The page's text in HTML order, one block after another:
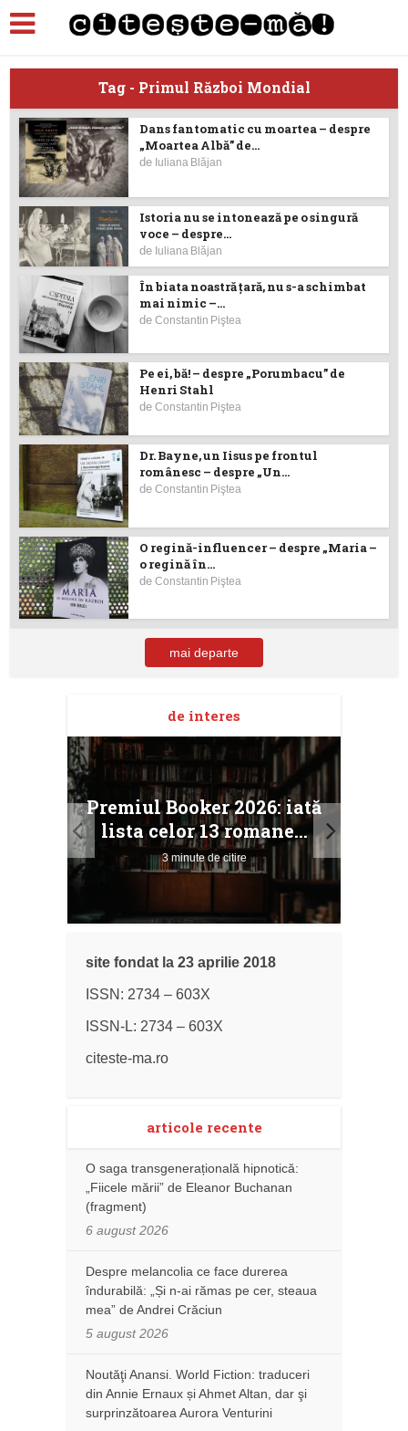
Tag - Primul Război Mondial
Dans fantomatic cu moartea – despre
„Moartea Albă” de...
de Iuliana Blăjan
Istoria nu se intonează pe o singură
voce – despre...
de Iuliana Blăjan
În biata noastră ţară, nu s-a schimbat
mai nimic –...
deConstantin Piştea
Pe ei, bă! – despre „Porumbacu” de
Henri Stahl
deConstantin Piştea
Dr. Bayne, un Iisus pe frontul
românesc – despre „Un...
deConstantin Piştea
O regină-influencer – despre „Maria –
o regină în...
deConstantin Piştea
mai departe
de interes
Premiul Booker 2026: iată
lista celor 13 romane...
3 minute de citire
site fondat la 23 aprilie 2018
ISSN: 2734 – 603X
ISSN-L: 2734 – 603X
citeste-ma.ro
articole recente
O saga transgenerațională hipnotică:
„Fiicele mării” de Eleanor Buchanan
(fragment)
6 august 2026
Despre melancolia ce face durerea
îndurabilă: „Și n-ai rămas pe cer, steaua
mea” de Andrei Crăciun
5 august 2026
Noutăţi Anansi. World Fiction: traduceri
din Annie Ernaux și Ahmet Altan, dar şi
surprinzătoarea Aurora Venturini